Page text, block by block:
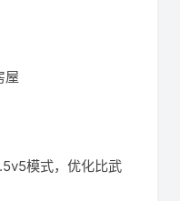
屋
模式，优化比武